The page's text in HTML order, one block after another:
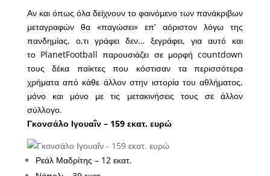
Αν και όπως όλα δείχνουν το φαινόμενο των πανάκριβων
μεταγραφών θα «παγώσει» επ’ αόριστον λόγω της
πανδημίας, ο,τι γράφει δεν… ξεγράφει, για αυτό και
το PlanetFootball παρουσιάζει σε μορφή countdown
τους δέκα παίκτες που κόστισαν τα περισσότερα
χρήματααπό κάθε άλλον στην ιστορία του αθλήματος,
μόνο και μόνο με τις μετακινήσεις τους σε άλλον
σύλλογο.
Γκονσάλο Ιγουαΐν – 159 εκατ. ευρώ
Ρεάλ Μαδρίτης – 12 εκατ.